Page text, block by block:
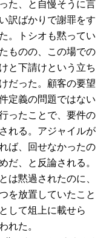
た、と自慢そうに言
訳ばかりで謝罪をす
。トシオも黙ってい
ものの、この場での
と下請けという立ち
だった。顧客の要望
定義の問題ではない
ったことで、要件の
れる。アジャイルが
ば、回せなかったの
だ、と反論される。
は黙過されたのに、
を放置していたこと
して俎上に載せら
れた。